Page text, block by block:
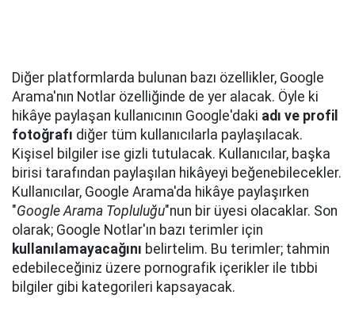
Diğer platformlarda bulunan bazı özellikler, Google
Arama'nın Notlar özelliğinde de yer alacak. Öyle ki
hikâye paylaşan kullanıcının Google'daki adı ve profil
fotoğrafı diğer tüm kullanıcılarla paylaşılacak.
Kişisel bilgiler ise gizli tutulacak. Kullanıcılar, başka
birisi tarafından paylaşılan hikâyeyi beğenebilecekler.
Kullanıcılar, Google Arama'da hikâye paylaşırken
"Google Arama Topluluğu"nun bir üyesi olacaklar. Son
olarak; Google Notlar'ın bazı terimler için
kullanılamayacağını belirtelim. Bu terimler; tahmin
edebileceğiniz üzere pornografik içerikler ile tıbbi
bilgiler gibi kategorileri kapsayacak.